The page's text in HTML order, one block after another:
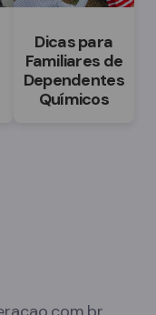
Dicas para
Familiares de
Dependentes
Químicos